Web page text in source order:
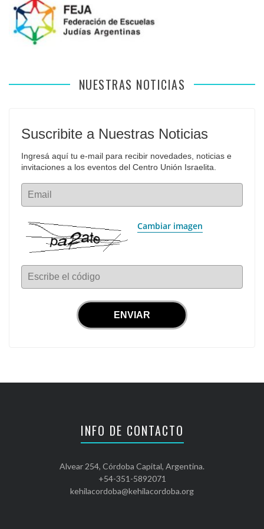
NUESTRAS NOTICIAS
Suscribite a Nuestras Noticias
Ingresá aquí tu e-mail para recibir novedades, noticias e
invitaciones a los eventos del Centro Unión Israelita.
Email
Cambiar imagen
Escribe el código
INFO DE CONTACTO
Alvear 254, Córdoba Capital, Argentina.
+54-351-5892071
kehilacordoba@kehilacordoba.org